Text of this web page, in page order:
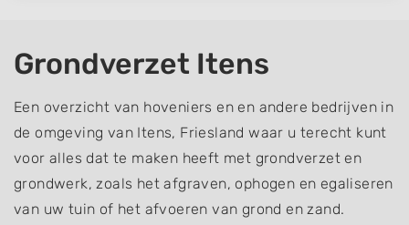
Grondverzet Itens
Een overzicht van hoveniers en en andere bedrijven in
de omgeving van Itens, Friesland waar u terecht kunt
voor alles dat te maken heeft met grondverzet en
grondwerk, zoals het afgraven, ophogen en egaliseren
van uw tuin of het afvoeren van grond en zand.